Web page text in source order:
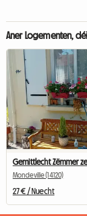
Aner Logementen,
Mondeville (14120)
27 € / Nuecht